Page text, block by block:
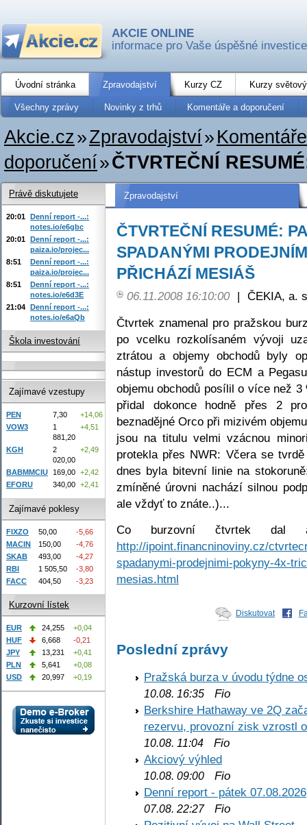
AKCIE ONLINE
informace pro Vaše úspěšné investice
Úvodní stránka Zpravodajství Kurzy CZ Kurzy
Všechny zprávy Novinky z trhů Komentáře a doporučení
Akcie.cz»Zpravodajství»
doporučení»ČTVRTEČNÍ
Zpravodajství
ČTVRTEČNÍ RESUMÉ:
SPADANÝMI
PŘICHÁZÍ MESIÁŠ
06.11.2008 16:10:00 | ČEKIA, a.
Čtvrtek znamenal pro pražskou
po vcelku rozkolísaném vývoji
ztrátou a objemy obchodů byly
nástup investorů do ECM a
objemu obchodů posílil o více než
přidal dokonce hodně přes 2
beznadějné Orco při mizivém
jsou na titulu velmi vzácnou
protekla přes NWR: Včera se
dnes byla bitevní linie na
zmíněné úrovni nachází silnou
ale vždyť to znáte..)...
Co burzovní čtvrtek dal
http://ipoint.financninoviny.cz/
spadanymi-prodejnimi-pokyny-4x-
mesias.html
Diskutovat
Poslední zprávy
Pražská burza v úvodu týdne
10.08. 16:35 Fio
Berkshire Hathaway ve 2Q
rezervu, provozní zisk vzrostl
10.08. 11:04 Fio
Akciový výhled
10.08. 09:00 Fio
Denní report - pátek 07.08.2026
07.08. 22:27Fio
Právě diskutujete
20:01 Denní report -...:
notes.io/e6gbc
20:01 Denní report -...:
paiza.io/projec...
8:51
Denní report -...:
paiza.io/projec...
8:51
Denní report -...:
notes.io/e6d3E
21:04 Denní report -...:
notes.io/e6aQb
Škola investování
Zajímavé vzestupy
PEN 7,30
+14,06
VOW3
1
881,20
+4,51
KGH
2
020,00
+2,49
BABMMCIU 169,00 +2,42
EFORU
340,00 +2,41
Zajímavé poklesy
FIXZO 50,00
-5,66
MACIN
150,00
-4,76
SKAB
493,00
-4,27
RBI
1 505,50
-3,80
FACC
404,50 -3,23
Kurzovní lístek
EUR 24,255
+0,04
HUF
6,668
-0,21
JPY
13,231
+0,41
PLN
5,641
+0,08
USD
20,997 +0,19